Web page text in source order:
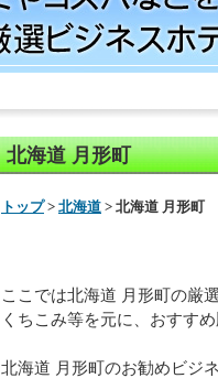
北海道 月形町
トップ> 北海道 > 北海道 月形町
ここでは北海道 月形町の厳
くちこみ等を元に、おすす
北海道 月形町のお勧めビジ